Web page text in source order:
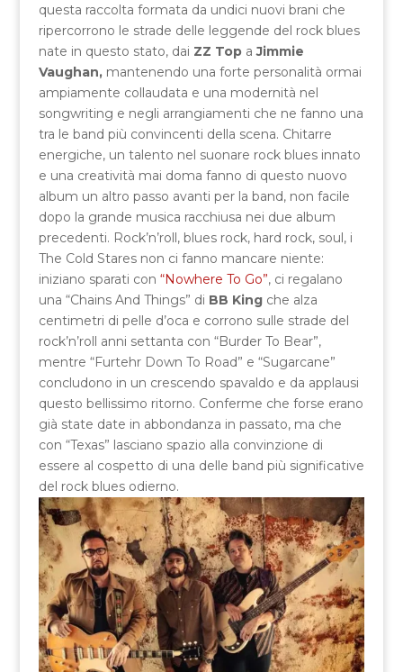
questa raccolta formata da undici nuovi brani che
ripercorrono le strade delle leggende del rock blues
nate in questo stato, dai ZZ TopaJimmie
Vaughan, mantenendo una forte personalità ormai
ampiamente collaudata e una modernità nel
songwriting e negli arrangiamenti che ne fanno una
tra le band più convincenti della scena. Chitarre
energiche, un talento nel suonare rock blues innato
e una creatività mai doma fanno di questo nuovo
album un altro passo avanti per la band, non facile
dopo la grande musica racchiusa nei due album
precedenti. Rock’n’roll, blues rock, hard rock, soul, i
The Cold Stares non ci fanno mancare niente:
iniziano sparati con “Nowhere To Go”, ci regalano
una “Chains And Things” di BB Kingche alza
centimetri di pelle d’oca e corrono sulle strade del
rock’n’roll anni settanta con “Burder To Bear”,
mentre “Furtehr Down To Road” e “Sugarcane”
concludono in un crescendo spavaldo e da applausi
questo bellissimo ritorno. Conferme che forse erano
già state date in abbondanza in passato, ma che
con “Texas” lasciano spazio alla convinzione di
essere al cospetto di una delle band più significative
del rock blues odierno.